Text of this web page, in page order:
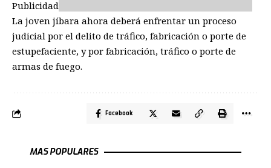
Publicidad
La joven jíbara ahora deberá enfrentar un proceso
judicial por el delito de tráfico, fabricación o porte de
estupefaciente, y por fabricación, tráfico o porte de
armas de fuego.
Facebook
MAS POPULARES